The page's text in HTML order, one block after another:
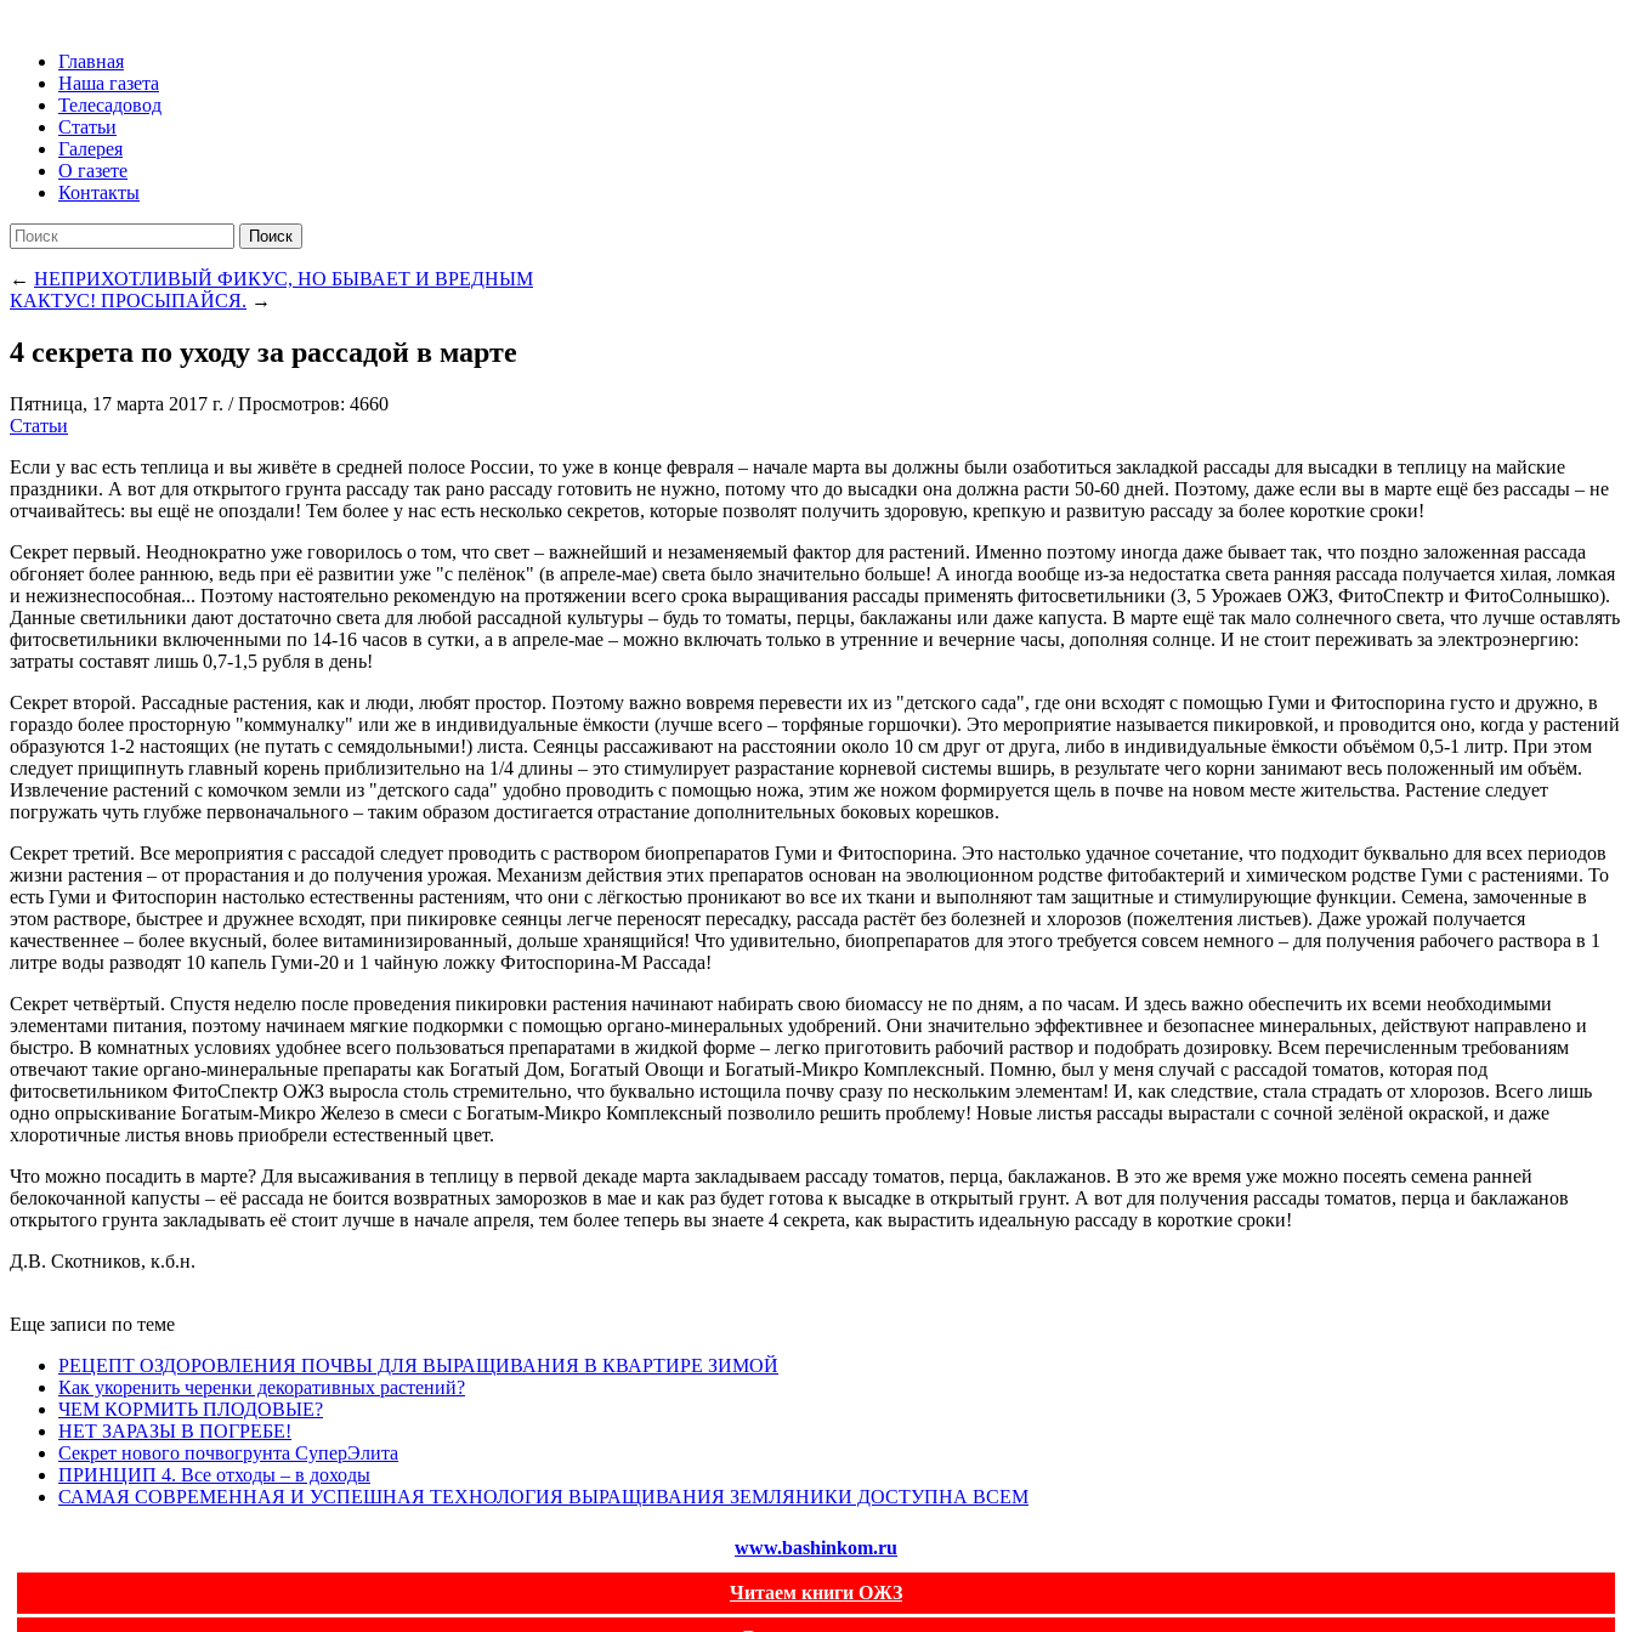
Главная
Наша газета
Телесадовод
Статьи
Галерея
О газете
Контакты
Поиск
← НЕПРИХОТЛИВЫЙ ФИКУС, НО БЫВАЕТ И ВРЕДНЫМ
КАКТУС! ПРОСЫПАЙСЯ. →
4 секрета по уходу за рассадой в марте
Пятница, 17 марта 2017 г. /Просмотров: 4660
Статьи
Если у вас есть теплица и вы живёте в средней полосе России, то уже в конце февраля – начале марта вы должны были озаботиться закладкой рассады для высадки в теплицу на майские
праздники. А вот для открытого грунта рассаду так рано рассаду готовить не нужно, потому что до высадки она должна расти 50-60 дней. Поэтому, даже если вы в марте ещё без рассады – не
отчаивайтесь: вы ещё не опоздали! Тем более у нас есть несколько секретов, которые позволят получить здоровую, крепкую и развитую рассаду за более короткие сроки!
Секрет первый. Неоднократно уже говорилось о том, что свет – важнейший и незаменяемый фактор для растений. Именно поэтому иногда даже бывает так, что поздно заложенная рассада
обгоняет более раннюю, ведь при её развитии уже "с пелёнок" (в апреле-мае) света было значительно больше! А иногда вообще из-за недостатка света ранняя рассада получается хилая, ломкая
и нежизнеспособная... Поэтому настоятельно рекомендую на протяжении всего срока выращивания рассады применять фитосветильники (3, 5 Урожаев ОЖЗ, ФитоСпектр и ФитоСолнышко).
Данные светильники дают достаточно света для любой рассадной культуры – будь то томаты, перцы, баклажаны или даже капуста. В марте ещё так мало солнечного света, что лучше оставлять
фитосветильники включенными по 14-16 часов в сутки, а в апреле-мае – можно включать только в утренние и вечерние часы, дополняя солнце. И не стоит переживать за электроэнергию:
затраты составят лишь 0,7-1,5 рубля в день!
Секрет второй. Рассадные растения, как и люди, любят простор. Поэтому важно вовремя перевести их из "детского сада", где они всходят с помощью Гуми и Фитоспорина густо и дружно, в
гораздо более просторную "коммуналку" или же в индивидуальные ёмкости (лучше всего – торфяные горшочки). Это мероприятие называется пикировкой, и проводится оно, когда у растений
образуются 1-2 настоящих (не путать с семядольными!) листа. Сеянцы рассаживают на расстоянии около 10 см друг от друга, либо в индивидуальные ёмкости объёмом 0,5-1 литр. При этом
следует прищипнуть главный корень приблизительно на 1/4 длины – это стимулирует разрастание корневой системы вширь, в результате чего корни занимают весь положенный им объём.
Извлечение растений с комочком земли из "детского сада" удобно проводить с помощью ножа, этим же ножом формируется щель в почве на новом месте жительства. Растение следует
погружать чуть глубже первоначального – таким образом достигается отрастание дополнительных боковых корешков.
Секрет третий. Все мероприятия с рассадой следует проводить с раствором биопрепаратов Гуми и Фитоспорина. Это настолько удачное сочетание, что подходит буквально для всех периодов
жизни растения – от прорастания и до получения урожая. Механизм действия этих препаратов основан на эволюционном родстве фитобактерий и химическом родстве Гуми с растениями. То
есть Гуми и Фитоспорин настолько естественны растениям, что они с лёгкостью проникают во все их ткани и выполняют там защитные и стимулирующие функции. Семена, замоченные в
этом растворе, быстрее и дружнее всходят, при пикировке сеянцы легче переносят пересадку, рассада растёт без болезней и хлорозов (пожелтения листьев). Даже урожай получается
качественнее – более вкусный, более витаминизированный, дольше хранящийся! Что удивительно, биопрепаратов для этого требуется совсем немного – для получения рабочего раствора в 1
литре воды разводят 10 капель Гуми-20 и 1 чайную ложку Фитоспорина-М Рассада!
Секрет четвёртый. Спустя неделю после проведения пикировки растения начинают набирать свою биомассу не по дням, а по часам. И здесь важно обеспечить их всеми необходимыми
элементами питания, поэтому начинаем мягкие подкормки с помощью органо-минеральных удобрений. Они значительно эффективнее и безопаснее минеральных, действуют направлено и
быстро. В комнатных условиях удобнее всего пользоваться препаратами в жидкой форме – легко приготовить рабочий раствор и подобрать дозировку. Всем перечисленным требованиям
отвечают такие органо-минеральные препараты как Богатый Дом, Богатый Овощи и Богатый-Микро Комплексный. Помню, был у меня случай с рассадой томатов, которая под
фитосветильником ФитоСпектр ОЖЗ выросла столь стремительно, что буквально истощила почву сразу по нескольким элементам! И, как следствие, стала страдать от хлорозов. Всего лишь
одно опрыскивание Богатым-Микро Железо в смеси с Богатым-Микро Комплексный позволило решить проблему! Новые листья рассады вырастали с сочной зелёной окраской, и даже
хлоротичные листья вновь приобрели естественный цвет.
Что можно посадить в марте? Для высаживания в теплицу в первой декаде марта закладываем рассаду томатов, перца, баклажанов. В это же время уже можно посеять семена ранней
белокочанной капусты – её рассада не боится возвратных заморозков в мае и как раз будет готова к высадке в открытый грунт. А вот для получения рассады томатов, перца и баклажанов
открытого грунта закладывать её стоит лучше в начале апреля, тем более теперь вы знаете 4 секрета, как вырастить идеальную рассаду в короткие сроки!
Д.В. Скотников, к.б.н.
Еще записи по теме
РЕЦЕПТ ОЗДОРОВЛЕНИЯ ПОЧВЫ ДЛЯ ВЫРАЩИВАНИЯ В КВАРТИРЕ ЗИМОЙ
Как укоренить черенки декоративных растений?
ЧЕМ КОРМИТЬ ПЛОДОВЫЕ?
НЕТ ЗАРАЗЫ В ПОГРЕБЕ!
Секрет нового почвогрунта СуперЭлита
ПРИНЦИП 4. Все отходы – в доходы
САМАЯ СОВРЕМЕННАЯ И УСПЕШНАЯ ТЕХНОЛОГИЯ ВЫРАЩИВАНИЯ ЗЕМЛЯНИКИ ДОСТУПНА ВСЕМ
www.bashinkom.ru
Читаем книги ОЖЗ